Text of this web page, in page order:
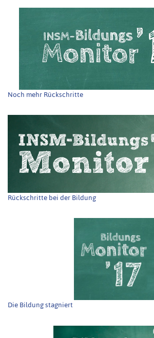
Noch mehr Rückschritte
Rückschritte bei der Bildung
Die Bildung stagniert